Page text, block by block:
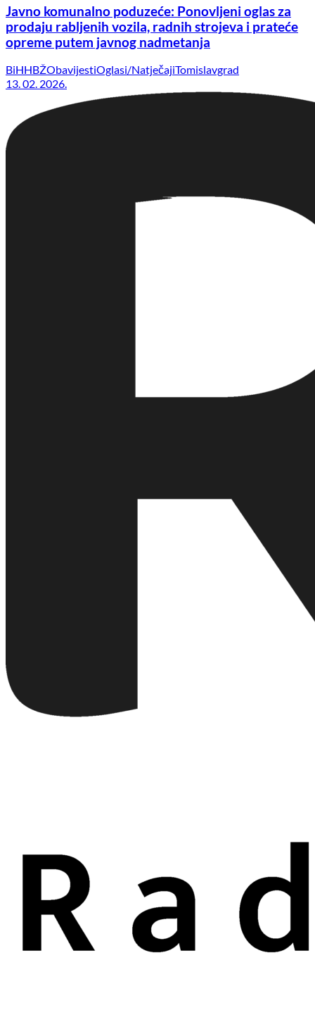
Javno komunalno poduzeće: Ponovljeni oglas za
prodaju rabljenih vozila, radnih strojeva i prateće
opreme putem javnog nadmetanja
BiHHBŽObavijestiOglasi/NatječajiTomislavgrad
13. 02. 2026.